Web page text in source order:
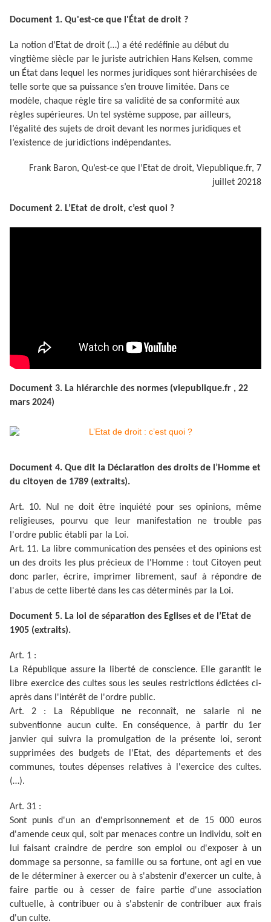
Document 1. Qu'est-ce que l'État de droit ?
La notion d’Etat de droit (…) a été redéfinie au début du
vingtième siècle par le juriste autrichien Hans Kelsen, comme
un État dans lequel les normes juridiques sont hiérarchisées de
telle sorte que sa puissance s’en trouve limitée. Dans ce
modèle, chaque règle tire sa validité de sa conformité aux
règles supérieures. Un tel système suppose, par ailleurs,
l’égalité des sujets de droit devant les normes juridiques et
l’existence de juridictions indépendantes.
Frank Baron, Qu’est-ce que l’Etat de droit, Viepublique.fr, 7
juillet 20218
Document 2. L’Etat de droit, c’est quoi ?
Document 3. La hiérarchie des normes (viepublique.fr , 22
mars 2024)
Document 4. Que dit la Déclaration des droits de l’Homme et
du citoyen de 1789 (extraits).
Art. 10. Nul ne doit être inquiété pour ses opinions, même
religieuses, pourvu que leur manifestation ne trouble pas
l'ordre public établi par la Loi.
Art. 11. La libre communication des pensées et des opinions est
un des droits les plus précieux de l'Homme : tout Citoyen peut
donc parler, écrire, imprimer librement, sauf à répondre de
l'abus de cette liberté dans les cas déterminés par la Loi.
Document 5. La loi de séparation des Eglises et de l’Etat de
1905 (extraits).
Art. 1 :
La République assure la liberté de conscience. Elle garantit le
libre exercice des cultes sous les seules restrictions édictées ci-
après dans l'intérêt de l'ordre public.
Art. 2 : La République ne reconnaît, ne salarie ni ne
subventionne aucun culte. En conséquence, à partir du 1er
janvier qui suivra la promulgation de la présente loi, seront
supprimées des budgets de l'Etat, des départements et des
communes, toutes dépenses relatives à l'exercice des cultes.
(…).
Art. 31 :
Sont punis d'un an d'emprisonnement et de 15 000 euros
d'amende ceux qui, soit par menaces contre un individu, soit en
lui faisant craindre de perdre son emploi ou d'exposer à un
dommage sa personne, sa famille ou sa fortune, ont agi en vue
de le déterminer à exercer ou à s'abstenir d'exercer un culte, à
faire partie ou à cesser de faire partie d'une association
cultuelle, à contribuer ou à s'abstenir de contribuer aux frais
d'un culte.